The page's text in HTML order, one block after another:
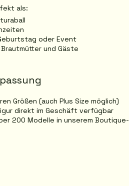
als:
oder Event
und Gäste
Größen (auch Plus Size möglich)
direkt im Geschäft verfügbar
200 Modelle in unserem Boutique-